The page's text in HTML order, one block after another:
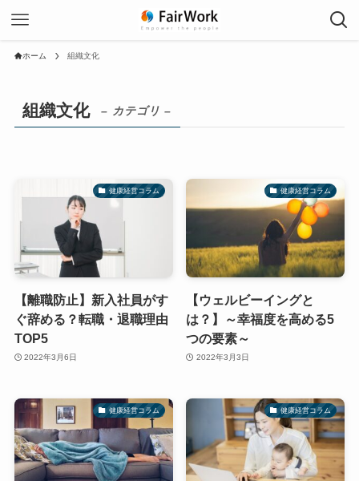
ホーム 組織文化
組織文化 – カテゴリ –
健康経営コラム
【離職防止】新入社員がす
ぐ辞める？転職・退職理由
TOP5
2022年3月6日
健康経営コラム
【ウェルビーイングと
は？】～幸福度を高める5
つの要素～
2022年3月3日
健康経営コラム 健康経営コラム